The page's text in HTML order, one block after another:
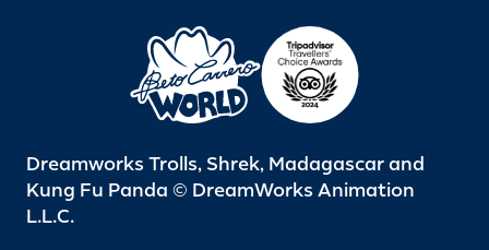
Dreamworks Trolls, Shrek, Madagascar and
Kung Fu Panda © DreamWorks Animation
L.L.C.